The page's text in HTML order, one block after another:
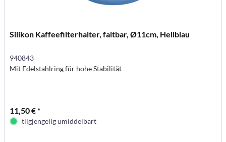
Silikon Kaffeefilterhalter, faltbar, Ø11cm, Hellblau
940843
Mit Edelstahlring für hohe Stabilität
11,50 € *
tilgjengelig umiddelbart